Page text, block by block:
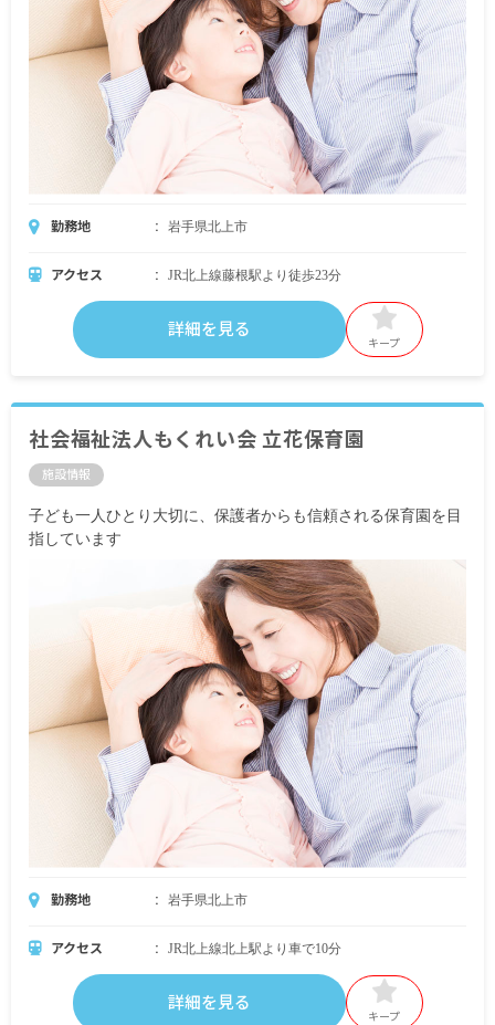
勤務地 岩手県北上市
アクセス JR北上線藤根駅より徒歩23分
詳細を見る
キープ
社会福祉法人もくれい会 立花保育園
施設情報
子ども一人ひとり大切に、保護者からも信頼される保育園を目
指しています
勤務地 岩手県北上市
アクセス JR北上線北上駅より車で10分
詳細を見る
キープ